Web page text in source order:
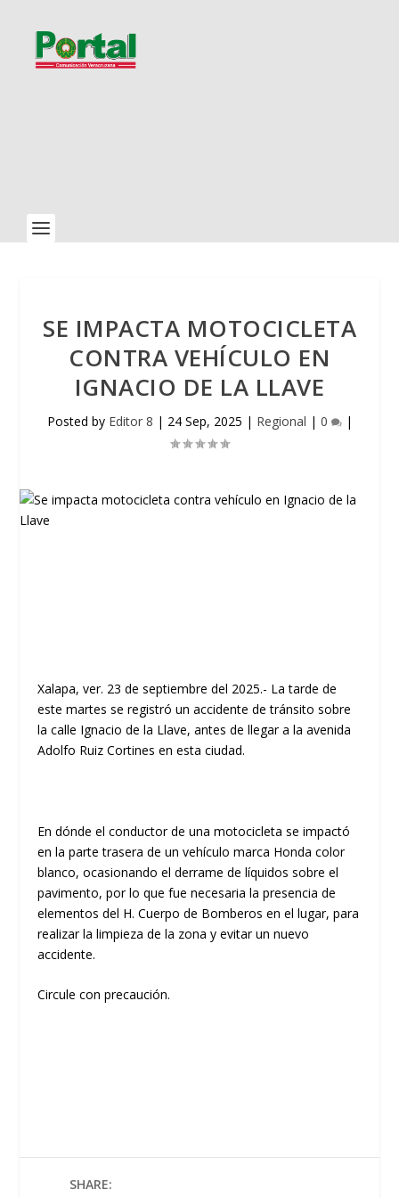
SE IMPACTA MOTOCICLETA
CONTRA VEHÍCULO EN
IGNACIO DE LA LLAVE
Posted by Editor 8 | 24 Sep, 2025 | Regional | 0 |
Xalapa, ver. 23 de septiembre del 2025.- La tarde de
este martes se registró un accidente de tránsito sobre
la calle Ignacio de la Llave, antes de llegar a la avenida
Adolfo Ruiz Cortines en esta ciudad.
En dónde el conductor de una motocicleta se impactó
en la parte trasera de un vehículo marca Honda color
blanco, ocasionando el derrame de líquidos sobre el
pavimento, por lo que fue necesaria la presencia de
elementos del H. Cuerpo de Bomberos en el lugar, para
realizar la limpieza de la zona y evitar un nuevo
accidente.
Circule con precaución.
SHARE: